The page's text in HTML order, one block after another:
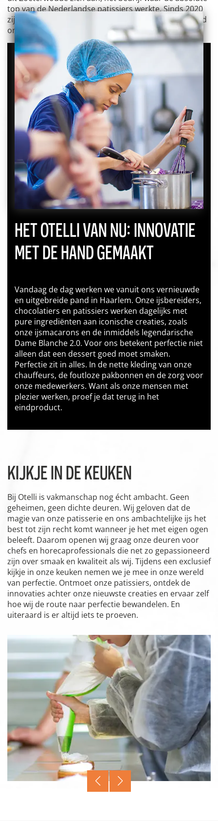
top van de Nederlandse patissiers werkte. Sinds 2020
zijn al deze krachten, locaties en expertises gebundeld
onder één sterke naam: Otelli.
HET OTELLI VAN NU: INNOVATIE
MET DE HAND GEMAAKT
Vandaag de dag werken we vanuit ons vernieuwde
en uitgebreide pand in Haarlem. Onze ijsbereiders,
chocolatiers en patissiers werken dagelijks met
pure ingrediënten aan iconische creaties, zoals
onze ijsmacarons en de inmiddels legendarische
Dame Blanche 2.0. Voor ons betekent perfectie niet
alleen dat een dessert goed moet smaken.
Perfectie zit in alles. In de nette kleding van onze
chauffeurs, de foutloze pakbonnen en de zorg voor
onze medewerkers. Want als onze mensen met
plezier werken, proef je dat terug in het
eindproduct.
KIJKJE IN DE KEUKEN
Bij Otelli is vakmanschap nog écht ambacht. Geen
geheimen, geen dichte deuren. Wij geloven dat de
magie van onze patisserie en ons ambachtelijke ijs het
best tot zijn recht komt wanneer je het met eigen ogen
beleeft. Daarom openen wij graag onze deuren voor
chefs en horecaprofessionals die net zo gepassioneerd
zijn over smaak en kwaliteit als wij. Tijdens een exclusief
kijkje in onze keuken nemen we je mee in onze wereld
van perfectie. Ontmoet onze patissiers, ontdek de
innovaties achter onze nieuwste creaties en ervaar zelf
hoe wij de route naar perfectie bewandelen. En
uiteraard is er altijd iets te proeven.